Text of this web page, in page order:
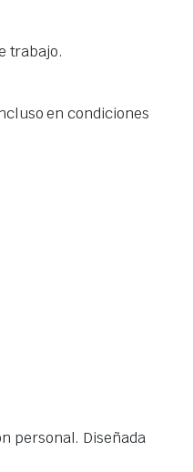
trabajo.
en condiciones
personal. Diseñada